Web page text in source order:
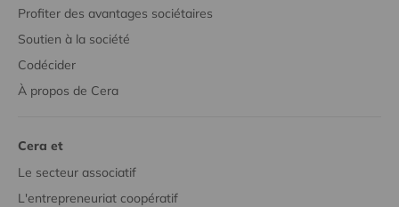
Profiter des avantages sociétaires
Soutien à la société
Codécider
À propos de Cera
Cera et
Le secteur associatif
L'entrepreneuriat coopératif